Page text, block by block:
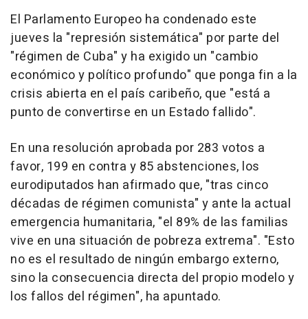
El Parlamento Europeo ha condenado este
jueves la "represión sistemática" por parte del
"régimen de Cuba" y ha exigido un "cambio
económico y político profundo" que ponga fin a la
crisis abierta en el país caribeño, que "está a
punto de convertirse en un Estado fallido".
En una resolución aprobada por 283 votos a
favor, 199 en contra y 85 abstenciones, los
eurodiputados han afirmado que, "tras cinco
décadas de régimen comunista" y ante la actual
emergencia humanitaria, "el 89% de las familias
vive en una situación de pobreza extrema". "Esto
no es el resultado de ningún embargo externo,
sino la consecuencia directa del propio modelo y
los fallos del régimen", ha apuntado.